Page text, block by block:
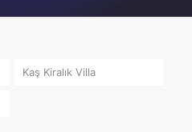
Kaş Kiralık Villa